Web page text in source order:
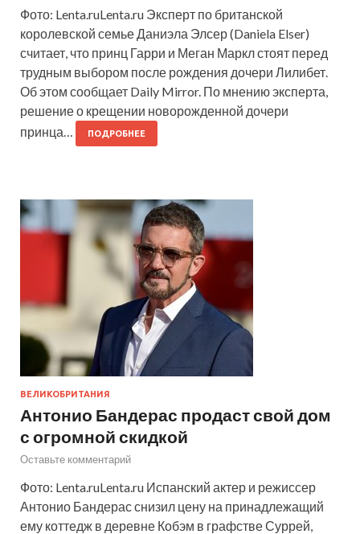
Фото: Lenta.ruLenta.ru Эксперт по британской
королевской семье Даниэла Элсер (Daniela Elser)
считает, что принц Гарри и Меган Маркл стоят перед
трудным выбором после рождения дочери Лилибет.
Об этом сообщает Daily Mirror. По мнению эксперта,
решение о крещении новорожденной дочери
принца…
ПОДРОБНЕЕ
ВЕЛИКОБРИТАНИЯ
Антонио Бандерас продаст свой дом
с огромной скидкой
Оставьте комментарий
Фото: Lenta.ruLenta.ru Испанский актер и режиссер
Антонио Бандерас снизил цену на принадлежащий
ему коттедж в деревне Кобэм в графстве Суррей,